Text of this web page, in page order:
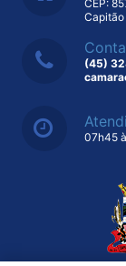
CEP:
Capitão
(45)
07h45